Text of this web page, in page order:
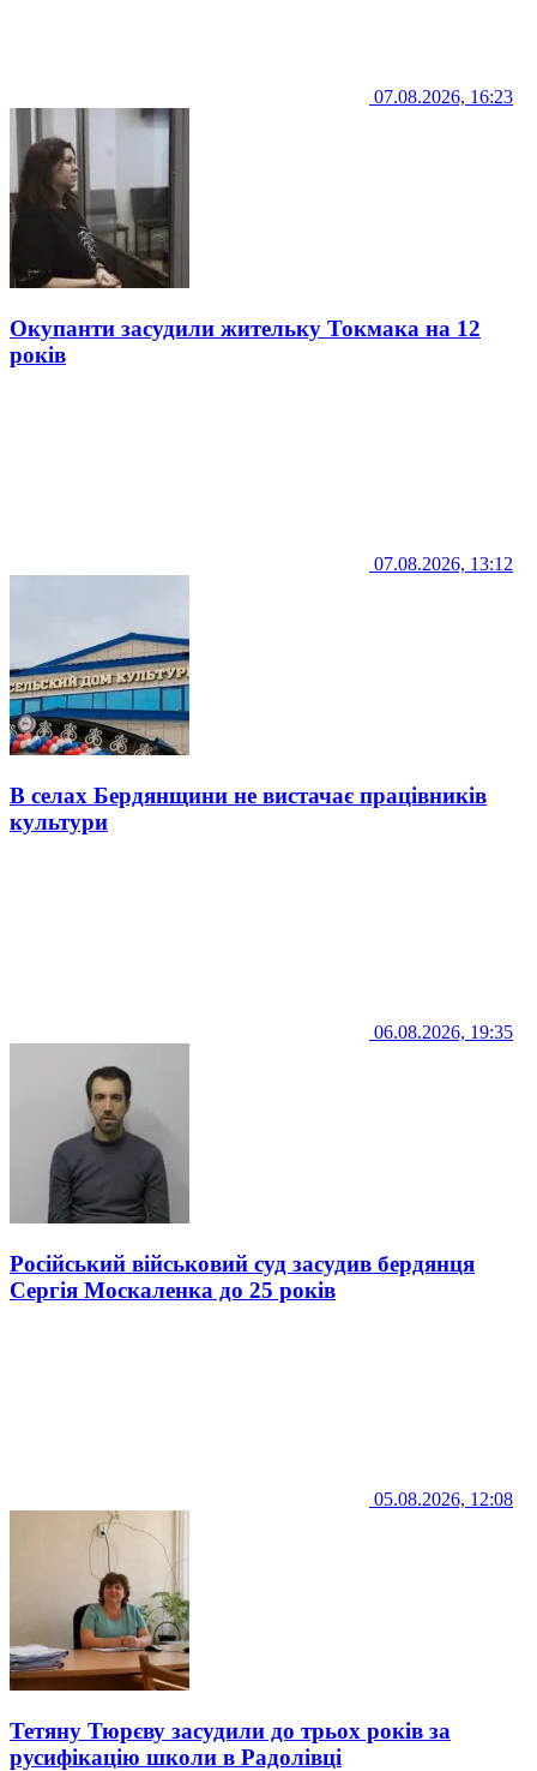
07.08.2026, 16:23
Окупанти засудили жительку Токмака на 12
років
07.08.2026, 13:12
В селах Бердянщини не вистачає працівників
культури
06.08.2026, 19:35
Російський військовий суд засудив бердянця
Сергія Москаленка до 25 років
05.08.2026, 12:08
Тетяну Тюрєву засудили до трьох років за
русифікацію школи в Радолівці